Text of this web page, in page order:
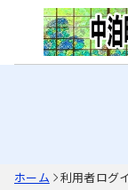
ホーム 利用者ログ